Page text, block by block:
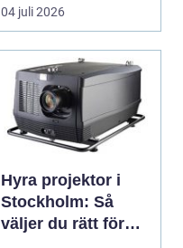
materialen och ka...
04 juli 2026
Hyra projektor i
Stockholm: Så
väljer du rätt för